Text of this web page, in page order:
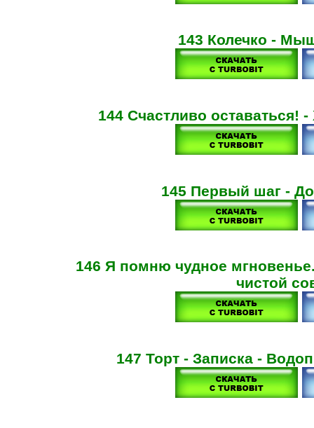
143 Колечко -
144 Счастливо оставаться!
145 Первый шаг -
146 Я помню чудное
чистой
147 Торт - Записка -